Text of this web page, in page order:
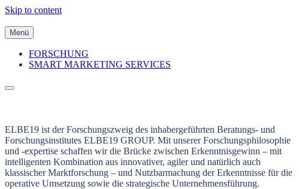
Skip to content
Menü
FORSCHUNG
SMART MARKETING SERVICES
ELBE19 ist der Forschungszweig des inhabergeführten Beratungs- und
Forschungsinstitutes ELBE19 GROUP. Mit unserer Forschungsphilosophie
und -expertise schaffen wir die Brücke zwischen Erkenntnisgewinn – mit
intelligenten Kombination aus innovativer, agiler und natürlich auch
klassischer Marktforschung – und Nutzbarmachung der Erkenntnisse für die
operative Umsetzung sowie die strategische Unternehmensführung.